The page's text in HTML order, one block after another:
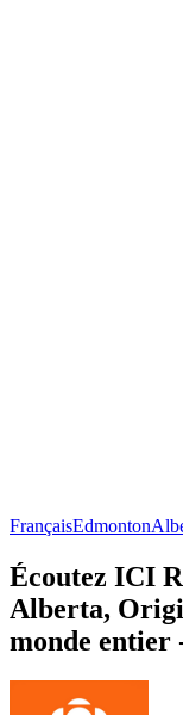
FrançaisEdmonton
Écoutez ICI
Alberta,
monde entier